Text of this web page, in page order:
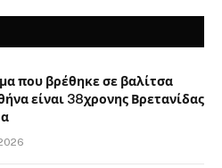
που βρέθηκε σε βαλίτσα
είναι 38χρονης Βρετανίδας